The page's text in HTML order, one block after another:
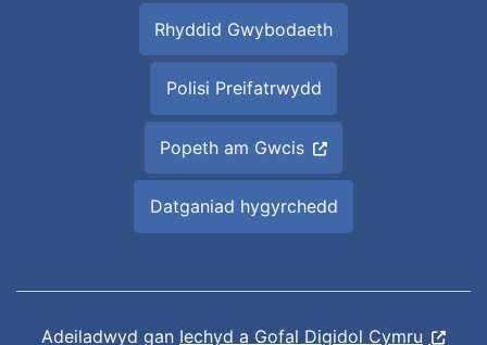
Rhyddid Gwybodaeth
Polisi Preifatrwydd
Popeth am Gwcis
Datganiad hygyrchedd
Adeiladwyd gan Iechyd a Gofal Digidol Cymru